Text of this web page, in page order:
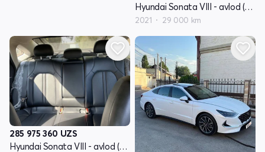
Hyundai Sonata VIII - avlod (DN8)
2021 29 000 km
285 975 360 UZS
Hyundai Sonata VIII - avlod (DN8)